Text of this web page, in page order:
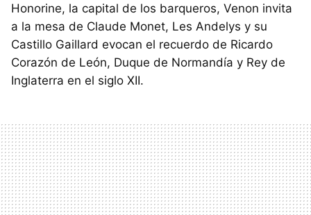
Honorine, la capital de los barqueros, Venon invita
a la mesa de Claude Monet, Les Andelys y su
Castillo Gaillard evocan el recuerdo de Ricardo
Corazón de León, Duque de Normandía y Rey de
Inglaterra en el siglo XII.